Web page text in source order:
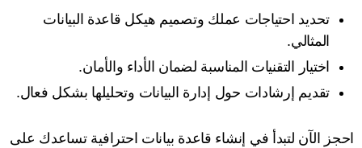
تحديد احتياجات عملك وتصميم هيكل قاعدة البيانات
المثالي.
اختيار التقنيات المناسبة لضمان الأداء والأمان.
تقديم إرشادات حول إدارة البيانات وتحليلها بشكل فعال.
الآن لتبدأ في إنشاء قاعدة بيانات احترافية تساعدك على